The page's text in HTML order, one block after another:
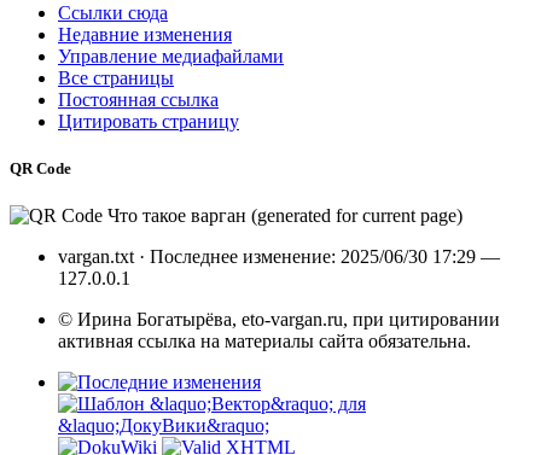
Ссылки сюда
Недавние изменения
Управление медиафайлами
Все страницы
Постоянная ссылка
Цитировать страницу
QR Code
vargan.txt · Последнее изменение: 2025/06/30 17:29 —
127.0.0.1
© Ирина Богатырёва, eto-vargan.ru, при цитировании
активная ссылка на материалы сайта обязательна.